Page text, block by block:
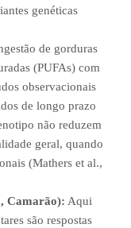
genéticas
de gorduras
(PUFAs) com
observacionais
de longo prazo
não reduzem
geral, quando
(Mathers et al.,
Camarão): Aqui
são respostas